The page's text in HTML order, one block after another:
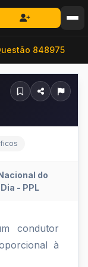
848975
do
- PPL
condutor
à